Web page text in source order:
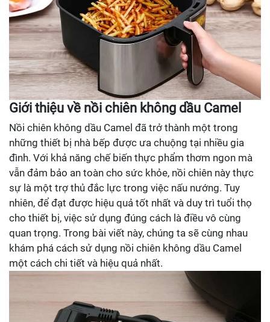
Giới thiệu về nồi chiên không dầu Camel
Nồi chiên không dầu Camel đã trở thành một trong
những thiết bị nhà bếp được ưa chuộng tại nhiều gia
đình. Với khả năng chế biến thực phẩm thơm ngon mà
vẫn đảm bảo an toàn cho sức khỏe, nồi chiên này thực
sự là một trợ thủ đắc lực trong việc nấu nướng. Tuy
nhiên, để đạt được hiệu quả tốt nhất và duy trì tuổi thọ
cho thiết bị, việc sử dụng đúng cách là điều vô cùng
quan trọng. Trong bài viết này, chúng ta sẽ cùng nhau
khám phá cách sử dụng nồi chiên không dầu Camel
một cách chi tiết và hiệu quả nhất.